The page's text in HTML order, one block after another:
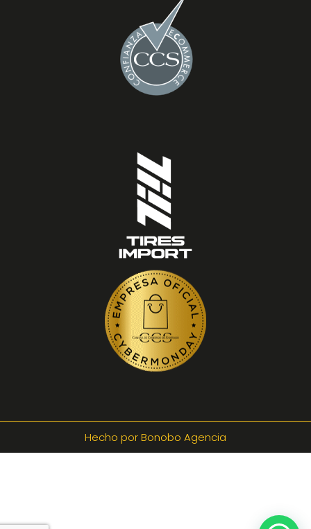
Hecho por Bonobo Agencia